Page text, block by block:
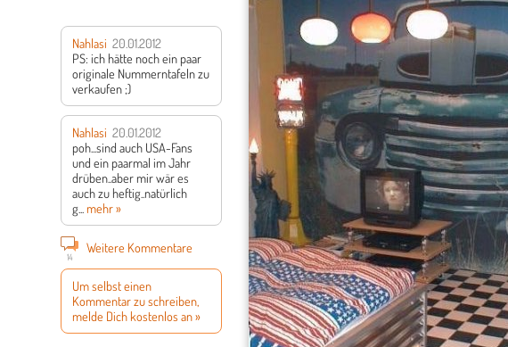
Nahlasi 20.01.2012
PS: ich hätte noch ein paar
originale Nummerntafeln zu
verkaufen ;)
Nahlasi 20.01.2012
poh...sind auch USA-Fans
und ein paarmal im Jahr
drüben..aber mir wär es
auch zu heftig..natürlich
g...mehr »
14
Weitere Kommentare
Um selbst einen
Kommentar zu schreiben,
melde Dich kostenlos an »